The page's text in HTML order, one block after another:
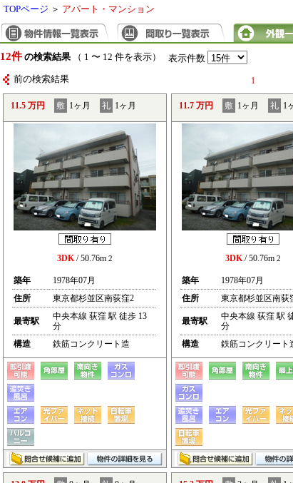
TOPページ ＞ アパート・マンション
12件 の検索結果（ 1 〜 12 件を表示） 表示件数
前の検索結果 1
11.5 万円 敷 1ヶ月 礼 1ヶ月
3DK/ 50.76m 2
築年
1978年07月
住所
東京都杉並区南荻窪2
最寄駅
中央本線 荻窪 駅 徒歩 13
分
構造
鉄筋コンクリート造
11.7 万円 敷 1ヶ月 礼 1
3DK/ 50.76m 2
築年
1978年07月
住所
東京都杉並区南荻
最寄駅
中央本線 荻窪 駅
分
構造
鉄筋コンクリート